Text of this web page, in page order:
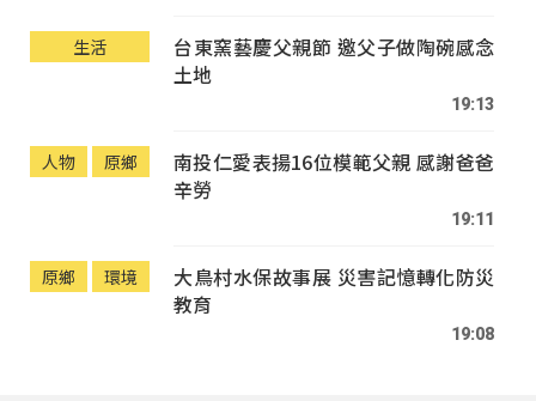
生活
台東窯藝慶父親節 邀父子做陶碗感念
土地
19:13
人物 原鄉
南投仁愛表揚16位模範父親 感謝爸爸
辛勞
19:11
原鄉 環境
大鳥村水保故事展 災害記憶轉化防災
教育
19:08